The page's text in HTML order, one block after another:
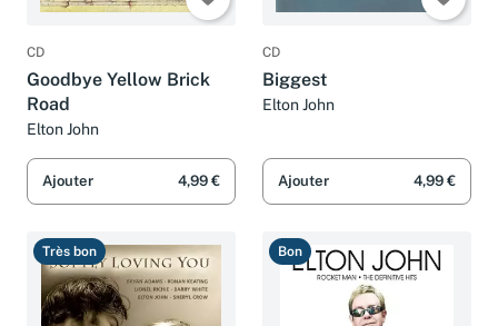
CD
Goodbye Yellow Brick
Road
Elton John
Ajouter 4,99 €
CD
Biggest
Elton John
Ajouter 4,99 €
Très bon Bon